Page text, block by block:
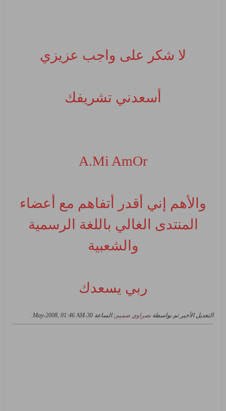
لا شكر على واجب عزيزي
أسعدني تشريفك
A.Mi AmOr
والأهم إني أقدر أتفاهم مع أعضاء
المنتدى الغالي باللغة الرسمية
والشعبية
ربي يسعدك
التعديل الأخير تم بواسطةنصراوي صميم; الساعة 30-May-2008, 01:46 AM
.